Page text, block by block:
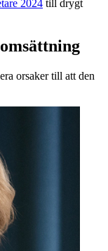
2024 till drygt
orsaker till att den